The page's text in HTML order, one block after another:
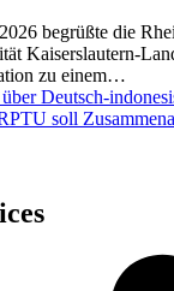
begrüßte die
Kaiserslautern-
zu einem…
Deutsch-
soll